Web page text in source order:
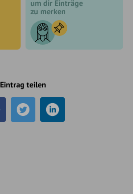
um dir Einträge
zu merken
Eintrag teilen